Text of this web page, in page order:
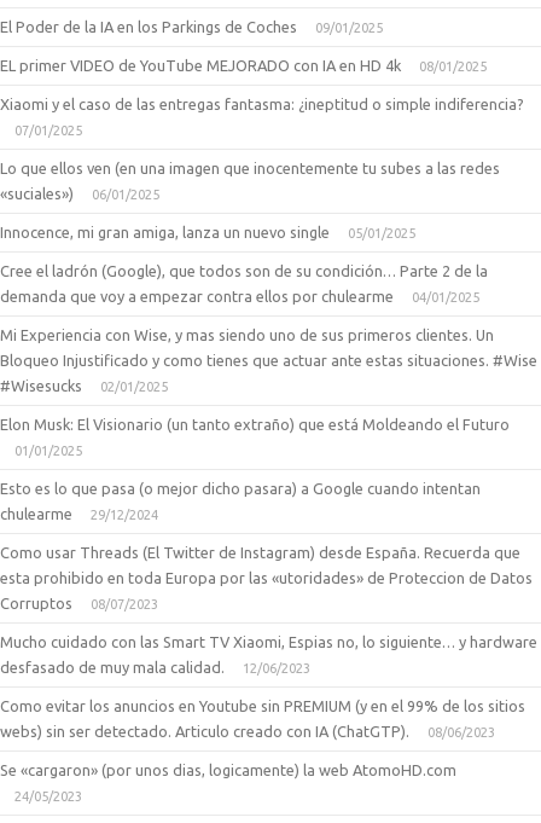
El Poder de la IA en los Parkings de Coches 09/01/2025
EL primer VIDEO de YouTube MEJORADO con IA en HD 4k 08/01/2025
Xiaomi y el caso de las entregas fantasma: ¿ineptitud o simple indiferencia?
07/01/2025
Lo que ellos ven (en una imagen que inocentemente tu subes a las redes
«suciales»)
06/01/2025
Innocence, mi gran amiga, lanza un nuevo single 05/01/2025
Cree el ladrón (Google), que todos son de su condición… Parte 2 de la
demanda que voy a empezar contra ellos por chulearme
04/01/2025
Mi Experiencia con Wise, y mas siendo uno de sus primeros clientes. Un
Bloqueo Injustificado y como tienes que actuar ante estas situaciones. #Wise
#Wisesucks
02/01/2025
Elon Musk: El Visionario (un tanto extraño) que está Moldeando el Futuro
01/01/2025
Esto es lo que pasa (o mejor dicho pasara) a Google cuando intentan
chulearme
29/12/2024
Como usar Threads (El Twitter de Instagram) desde España. Recuerda que
esta prohibido en toda Europa por las «utoridades» de Proteccion de Datos
Corruptos
08/07/2023
Mucho cuidado con las Smart TV Xiaomi, Espias no, lo siguiente… y hardware
desfasado de muy mala calidad.
12/06/2023
Como evitar los anuncios en Youtube sin PREMIUM (y en el 99% de los sitios
webs) sin ser detectado. Articulo creado con IA (ChatGTP).
08/06/2023
Se «cargaron» (por unos dias, logicamente) la web AtomoHD.com
24/05/2023